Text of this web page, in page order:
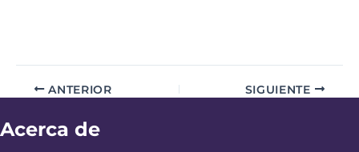
ANTERIOR SIGUIENTE
Acerca de